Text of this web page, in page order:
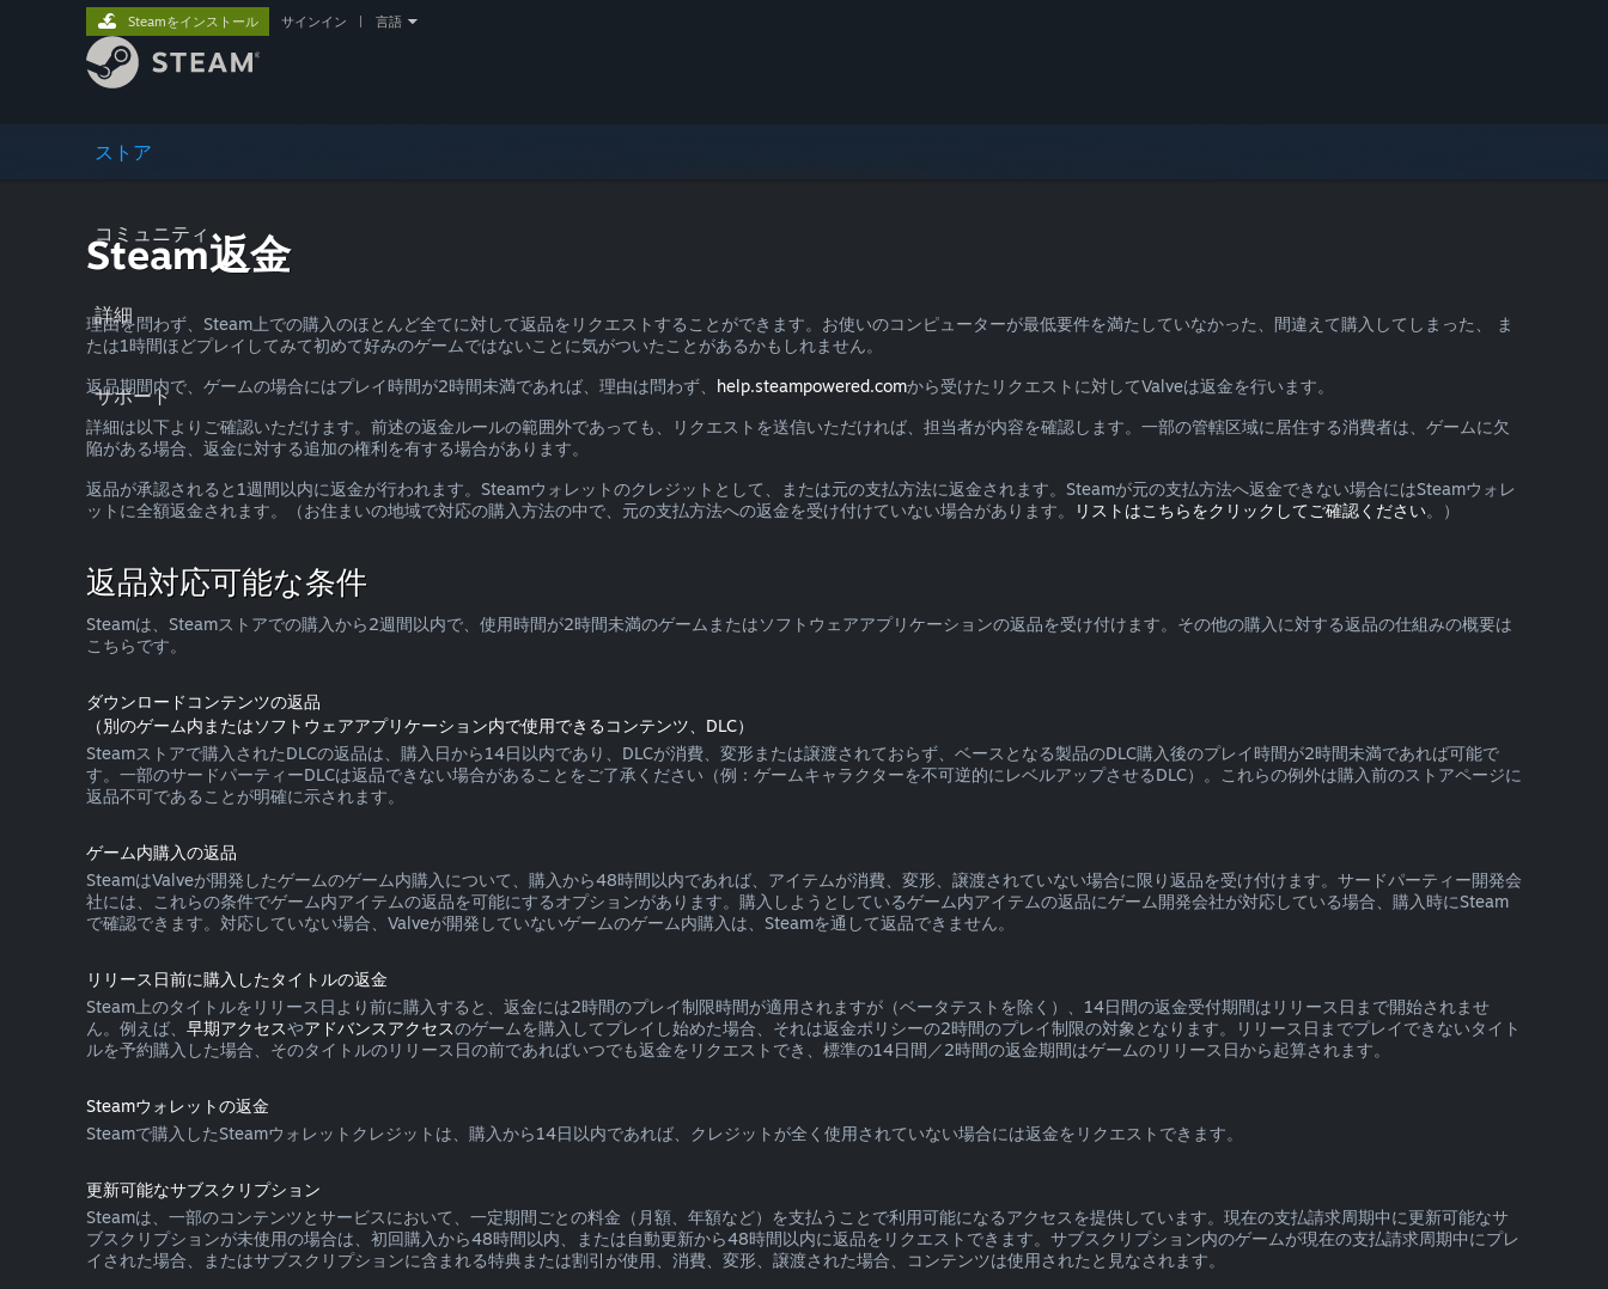
ストア
コミュニティ
詳細
サポート
Steamをインストール サインイン 言語
Steam返金
理由を問わず、Steam上での購入のほとんど全てに対して返品をリクエストすることができます。お使いのコンピューターが最低要件を満たしていなかった、間違えて購入してしまった、 ま
たは1時間ほどプレイしてみて初めて好みのゲームではないことに気がついたことがあるかもしれません。
返品期間内で、ゲームの場合にはプレイ時間が2時間未満であれば、理由は問わず、 help.steampowered.comから受けたリクエストに対してValveは返金を行います。
詳細は以下よりご確認いただけます。前述の返金ルールの範囲外であっても、リクエストを送信いただければ、担当者が内容を確認します。一部の管轄区域に居住する消費者は、ゲームに欠
陥がある場合、返金に対する追加の権利を有する場合があります。
返品が承認されると1週間以内に返金が行われます。Steamウォレットのクレジットとして、または元の支払方法に返金されます。Steamが元の支払方法へ返金できない場合にはSteamウォレ
ットに全額返金されます。（お住まいの地域で対応の購入方法の中で、元の支払方法への返金を受け付けていない場合があります。
リストはこちらをクリックしてご確認ください。）
返品対応可能な条件
Steamは、Steamストアでの購入から2週間以内で、使用時間が2時間未満のゲームまたはソフトウェアアプリケーションの返品を受け付けます。その他の購入に対する返品の仕組みの概要は
こちらです。
ダウンロードコンテンツの返品
（別のゲーム内またはソフトウェアアプリケーション内で使用できるコンテンツ、DLC）
Steamストアで購入されたDLCの返品は、購入日から14日以内であり、DLCが消費、変形または譲渡されておらず、ベースとなる製品のDLC購入後のプレイ時間が2時間未満であれば可能で
す。一部のサードパーティーDLCは返品できない場合があることをご了承ください（例：ゲームキャラクターを不可逆的にレベルアップさせるDLC）。これらの例外は購入前のストアページに
返品不可であることが明確に示されます。
ゲーム内購入の返品
SteamはValveが開発したゲームのゲーム内購入について、購入から48時間以内であれば、アイテムが消費、変形、譲渡されていない場合に限り返品を受け付けます。サードパーティー開発会
社には、これらの条件でゲーム内アイテムの返品を可能にするオプションがあります。購入しようとしているゲーム内アイテムの返品にゲーム開発会社が対応している場合、購入時にSteam
で確認できます。対応していない場合、Valveが開発していないゲームのゲーム内購入は、Steamを通して返品できません。
リリース日前に購入したタイトルの返金
Steam上のタイトルをリリース日より前に購入すると、返金には2時間のプレイ制限時間が適用されますが（ベータテストを除く）、14日間の返金受付期間はリリース日まで開始されませ
ん。例えば、 早期アクセスやアドバンスアクセスのゲームを購入してプレイし始めた場合、それは返金ポリシーの2時間のプレイ制限の対象となります。リリース日までプレイできないタイト
ルを予約購入した場合、そのタイトルのリリース日の前であればいつでも返金をリクエストでき、標準の14日間／2時間の返金期間はゲームのリリース日から起算されます。
Steamウォレットの返金
Steamで購入したSteamウォレットクレジットは、購入から14日以内であれば、クレジットが全く使用されていない場合には返金をリクエストできます。
更新可能なサブスクリプション
Steamは、一部のコンテンツとサービスにおいて、一定期間ごとの料金（月額、年額など）を支払うことで利用可能になるアクセスを提供しています。現在の支払請求周期中に更新可能なサ
ブスクリプションが未使用の場合は、初回購入から48時間以内、または自動更新から48時間以内に返品をリクエストできます。サブスクリプション内のゲームが現在の支払請求周期中にプレ
イされた場合、またはサブスクリプションに含まれる特典または割引が使用、消費、変形、譲渡された場合、コンテンツは使用されたと見なされます。